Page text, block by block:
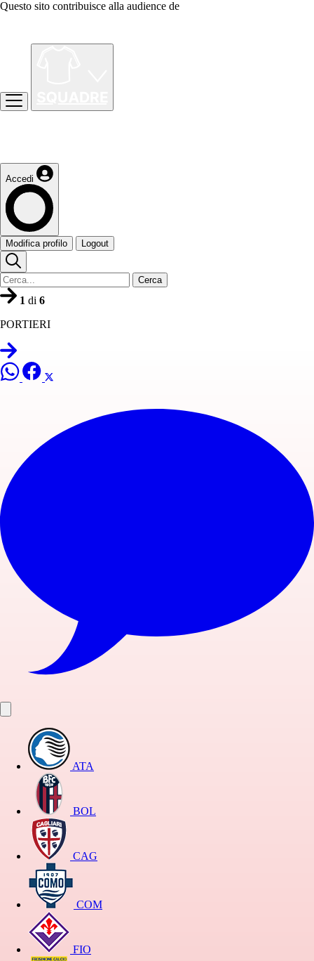
Questo sito contribuisce alla audience de
Accedi
Modifica profilo Logout
Cerca
1 di 6
PORTIERI
ATA
BOL
CAG
COM
FIO